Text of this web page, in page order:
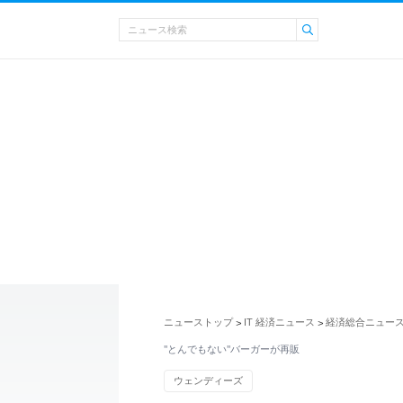
ニューストップ > IT 経済ニュース > 経済総合ニュー
"とんでもない"バーガーが再販
ウェンディーズ